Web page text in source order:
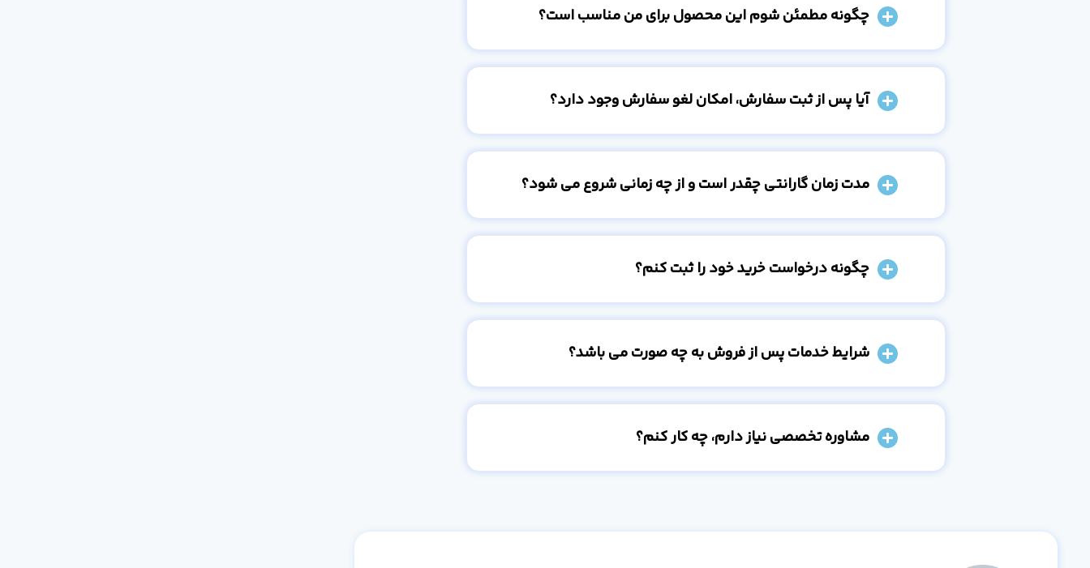
چگونه مطمئن شوم این محصول برای من مناسب است؟
آیا پس از ثبت سفارش، امکان لغو سفارش وجود دارد؟
مدت زمان گارانتی چقدر است و از چه زمانی شروع می شود؟
چگونه درخواست خرید خود را ثبت کنم؟
شرایط خدمات پس از فروش به چه صورت می باشد؟
مشاوره تخصصی نیاز دارم، چه کار کنم؟